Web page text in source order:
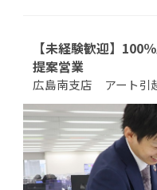
【未経験歓迎】100
提案営業
広島南支店 アート引